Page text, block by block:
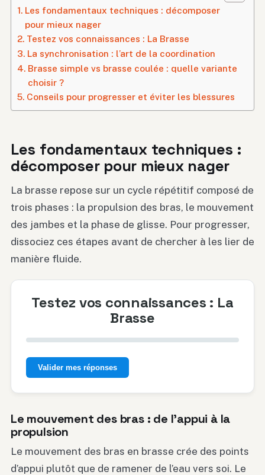
Les fondamentaux techniques : décomposer
pour mieux nager
Testez vos connaissances : La Brasse
La synchronisation : l’art de la coordination
Brasse simple vs brasse coulée : quelle variante
choisir ?
Conseils pour progresser et éviter les blessures
Les fondamentaux techniques :
décomposer pour mieux nager
La brasse repose sur un cycle répétitif composé de
trois phases : la propulsion des bras, le mouvement
des jambes et la phase de glisse. Pour progresser,
dissociez ces étapes avant de chercher à les lier de
manière fluide.
Testez vos connaissances : La
Brasse
Valider mes réponses
Le mouvement des bras : de l’appui à la
propulsion
Le mouvement des bras en brasse crée des points
d’appui plutôt que de ramener de l’eau vers soi. Le